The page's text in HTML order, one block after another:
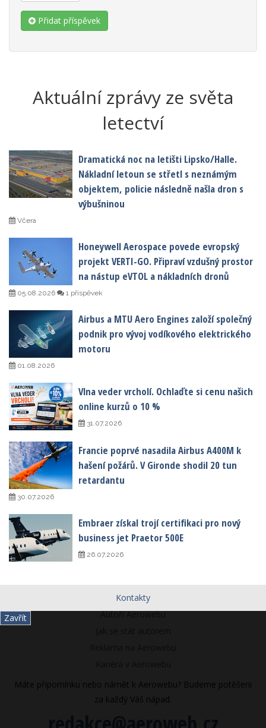
Zavřít
Přidat příspěvek
Aktuální zprávy ze světa
letectví
Dramatická noc na letišti Lipsko/Halle.
Nákladní letoun se střetl s neznámým
objektem, policie následně našla dron s
výbušninou
Včera
Honeywell Aerospace povede evropský
projekt VERTI-GO. Připraví vzdušný prostor
na nástup eVTOL a nákladních dronů
05.08.2026 1 příspěvek
Airbus a MTU Aero Engines založí společný
podnik pro vývoj vodíkového elektrického
motoru
01.08.2026
Vlna veder vrcholí. Ochlaďte si cenu našich
online kurzů o 10 %
31.07.2026
Francie poprvé nasadila Airbus A400M k
hašení požárů. V Gironde shodil 20 tun
retardantu
30.07.2026
Embraer získal trojí certifikaci pro nový
business jet Praetor 500E
26.07.2026
Kontakty
Autoři Aerowebu
Máte připomínku nebo námět k Aerowebu? Budeme potěšeni
za každý Váš nápad.